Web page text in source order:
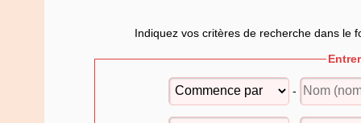
Indiquez vos critères de recherche dans le
-